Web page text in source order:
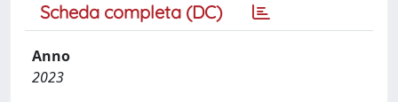
Scheda completa (DC)
Anno
2023